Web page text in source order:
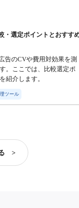
・選定ポイントとおすす
告のCVや費用対効果を測
。ここでは、比較選定ポ
紹介します。
ツール
る >